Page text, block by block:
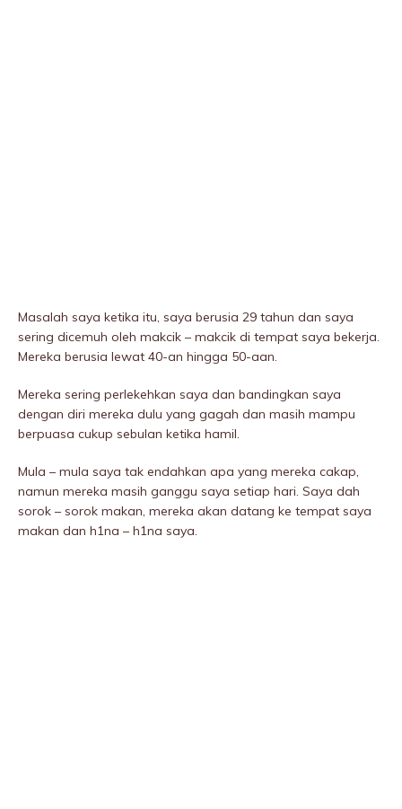
Masalah saya ketika itu, saya berusia 29 tahun dan saya
sering dicemuh oleh makcik – makcik di tempat saya bekerja.
Mereka berusia lewat 40-an hingga 50-aan.
Mereka sering perlekehkan saya dan bandingkan saya
dengan diri mereka dulu yang gagah dan masih mampu
berpuasa cukup sebulan ketika hamil.
Mula – mula saya tak endahkan apa yang mereka cakap,
namun mereka masih ganggu saya setiap hari. Saya dah
sorok – sorok makan, mereka akan datang ke tempat saya
makan dan h1na – h1na saya.